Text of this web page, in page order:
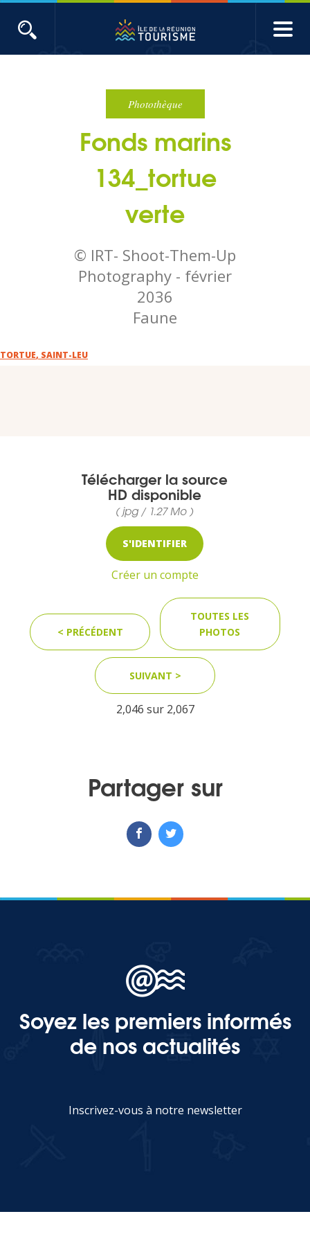
navigation
ACTUALITÉS
Produits touristiques
Etudes et indicateurs
Voyages de presse
Toute l'actualité
Pro. du tourisme
Qui sommes nous
Planning actions IRT
Marchés / Achats
Photothèque
Photothèque
Fonds marins
134_tortue
verte
© IRT- Shoot-Them-Up
Photography - février
2036
Faune
TORTUE, SAINT-LEU
Télécharger la source
HD disponible
( jpg / 1.27 Mo )
S'IDENTIFIER
Créer un compte
< PRÉCÉDENT
TOUTES LES
PHOTOS
SUIVANT >
2,046 sur 2,067
Partager sur
Soyez les premiers informés
de nos actualités
Inscrivez-vous à notre newsletter